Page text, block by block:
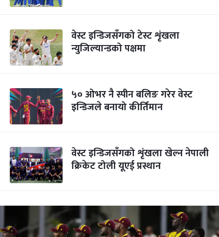
वेस्ट इन्डिजसँगको टेस्ट शृंखला
न्युजिल्यान्डको पक्षमा
५० ओभर नै स्पीन बलिङ गरेर वेस्ट
इन्डिजले बनायो कीर्तिमान
वेस्ट इन्डिजसँगको शृंखला खेल्न नेपाली
क्रिकेट टोली यूएई प्रस्थान